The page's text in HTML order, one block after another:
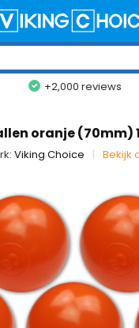
+2,000 reviews
oranje (70mm)
Viking Choice Bekijk